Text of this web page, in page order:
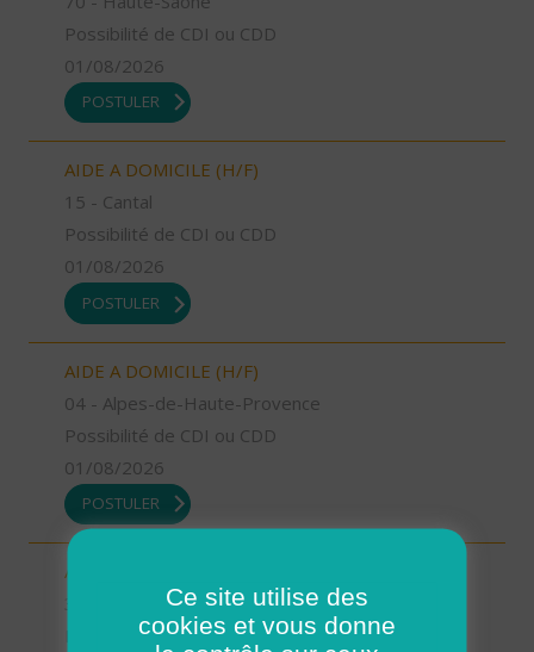
Possibilité de CDI ou CDD
01/08/2026
POSTULER
AIDE A DOMICILE (H/F)
15 - Cantal
Possibilité de CDI ou CDD
01/08/2026
POSTULER
AIDE A DOMICILE (H/F)
04 - Alpes-de-Haute-Provence
Possibilité de CDI ou CDD
01/08/2026
POSTULER
AUXILIAIRE DE VIE SOCIALE (H/F)
31 - Haute-Garonne
Possibilité de CDI ou CDD
Ce site utilise des
cookies et vous donne